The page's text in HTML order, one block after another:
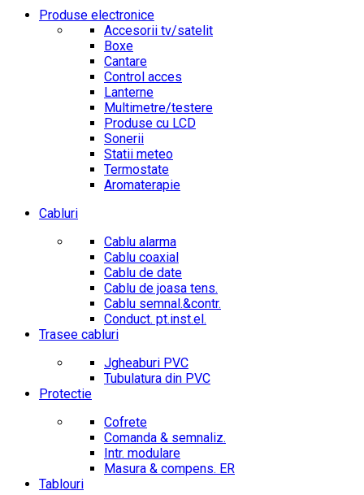
Produse electronice
Accesorii tv/satelit
Boxe
Cantare
Control acces
Lanterne
Multimetre/testere
Produse cu LCD
Sonerii
Statii meteo
Termostate
Aromaterapie
Cabluri
Cablu alarma
Cablu coaxial
Cablu de date
Cablu de joasa tens.
Cablu semnal.&contr.
Conduct. pt.inst.el.
Trasee cabluri
Jgheaburi PVC
Tubulatura din PVC
Protectie
Cofrete
Comanda & semnaliz.
Intr. modulare
Masura & compens. ER
Tablouri